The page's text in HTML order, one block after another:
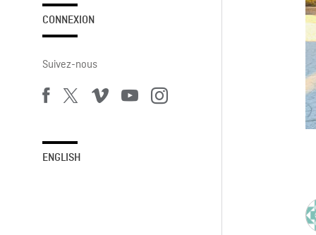
CONNEXION
Suivez-nous
ENGLISH